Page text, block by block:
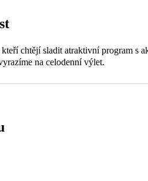
chtějí sladit atraktivní program s
na celodenní výlet.